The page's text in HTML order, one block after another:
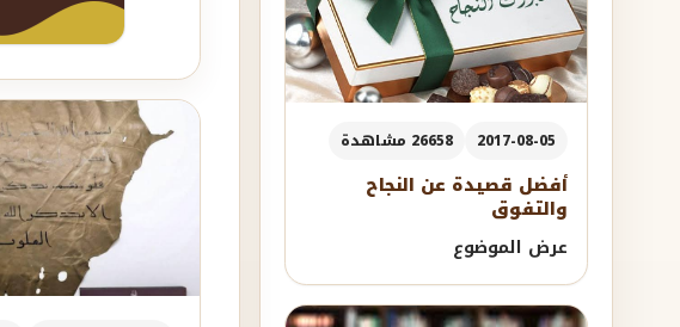
2017-08-05 26658 مشاهدة
أفضل قصيدة عن النجاح
والتفوق
عرض الموضوع